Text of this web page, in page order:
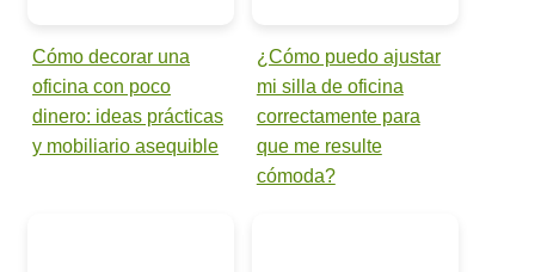
Cómo decorar una
oficina con poco
dinero: ideas prácticas
y mobiliario asequible
¿Cómo puedo ajustar
mi silla de oficina
correctamente para
que me resulte
cómoda?